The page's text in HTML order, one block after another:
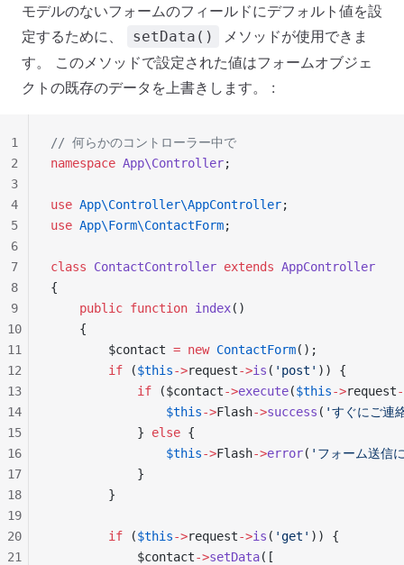
モデルのないフォームのフィールドにデフォルト値を設
定するために、
setData()
メソッドが使用できま
す。 このメソッドで設定された値はフォームオブジェ
クトの既存のデータを上書きします。 :
// 何らかのコントローラー中で
namespace App\Controller;
use App\Controller\AppController;
use App\Form\ContactForm;
class ContactController extends AppController
{
    public
function index()
    {
        $contact
= new ContactForm();
        if
($this->request->is ( 'post' )) {
            if
($contact->execute($this->request
                $this
->Flash->success ( 'すぐにご連
            }
else {
                $this
->Flash->error( 'フォーム送信
            }
        }
        if
($this->request->is ( 'get' )) {
            $contact
->setData([
1
2
3
4
5
6
7
8
9
10
11
12
13
14
15
16
17
18
19
20
21